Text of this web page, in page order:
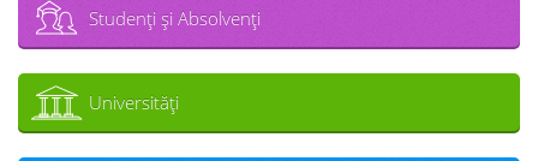
Studenţi şi Absolvenţi
Universităţi